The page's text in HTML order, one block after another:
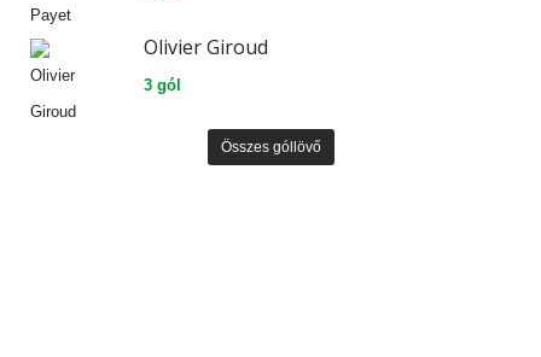
Olivier Giroud
3 gól
Összes góllövő